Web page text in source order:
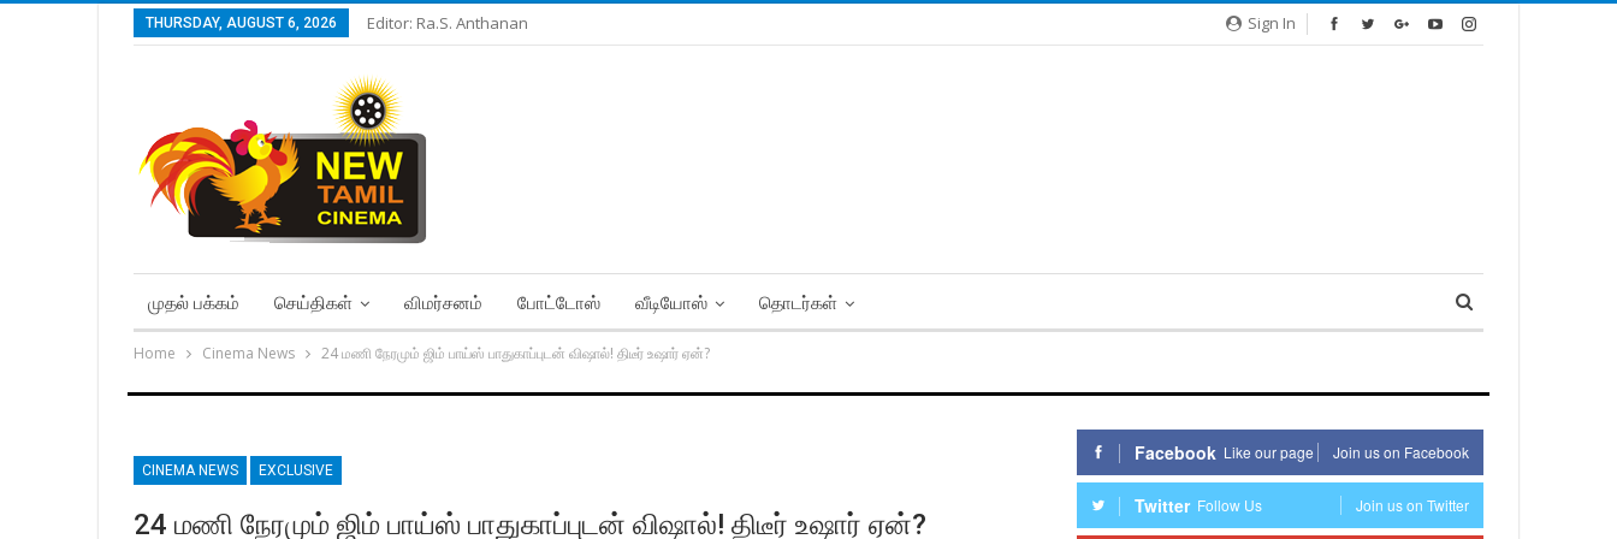
Sign In
THURSDAY, AUGUST 6, 2026 Editor: Ra.S. Anthanan
முதல் பக்கம் செய்திகள் விமர்சனம் போட்டோஸ் வீடியோஸ் தொடர்கள்
Home Cinema News 24 மணி நேரமும் ஜிம் பாய்ஸ் பாதுகாப்புடன் விஷால்! திடீர் உஷார் ஏன்?
CINEMA NEWS EXCLUSIVE
24 மணி நேரமும் ஜிம் பாய்ஸ் பாதுகாப்புடன் விஷால்! திடீர் உஷார் ஏன்?
Facebook Like our page Join us on Facebook
Twitter Follow Us Join us on Twitter